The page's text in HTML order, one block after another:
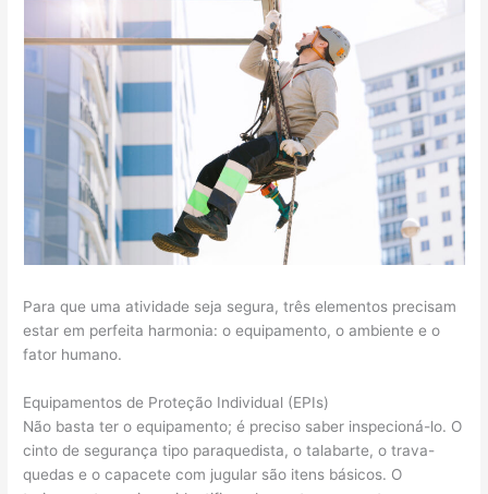
Para que uma atividade seja segura, três elementos precisam
estar em perfeita harmonia: o equipamento, o ambiente e o
fator humano.
Equipamentos de Proteção Individual (EPIs)
Não basta ter o equipamento; é preciso saber inspecioná-lo. O
cinto de segurança tipo paraquedista, o talabarte, o trava-
quedas e o capacete com jugular são itens básicos. O